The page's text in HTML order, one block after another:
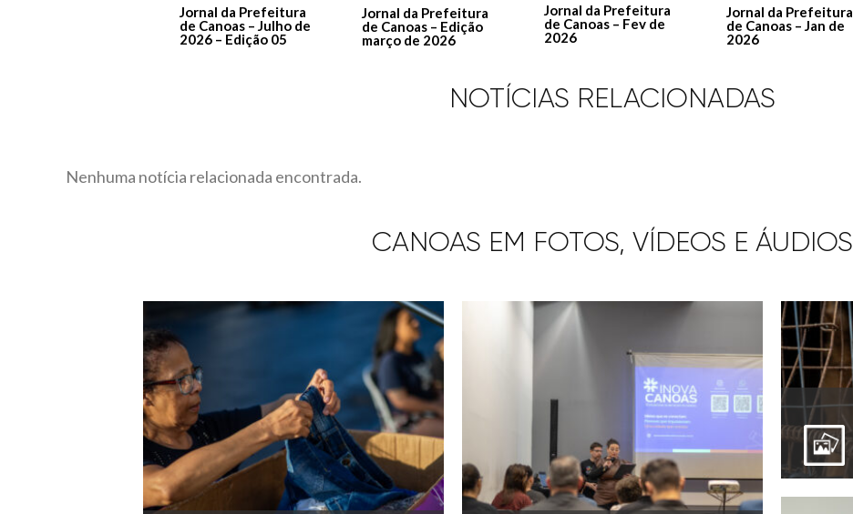
Jornal da Prefeitura
de Canoas – Julho de
2026 – Edição 05
Jornal da Prefeitura
de Canoas – Edição
março de 2026
Jornal da Prefeitura
de Canoas – Fev de
2026
Jornal da Prefeitura
de Canoas – Jan de
2026
NOTÍCIAS RELACIONADAS
Nenhuma notícia relacionada encontrada.
CANOAS EM FOTOS, VÍDEOS E ÁUDIOS